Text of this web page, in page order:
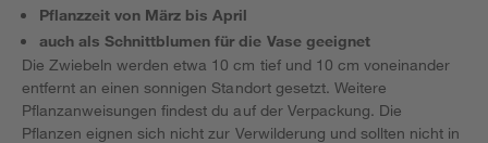
Pflanzzeit von März bis April
auch als Schnittblumen für die Vase geeignet
Die Zwiebeln werden etwa 10 cm tief und 10 cm voneinander
entfernt an einen sonnigen Standort gesetzt. Weitere
Pflanzanweisungen findest du auf der Verpackung. Die
Pflanzen eignen sich nicht zur Verwilderung und sollten nicht in